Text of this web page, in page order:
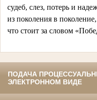
судеб, слез, потерь и
из поколения в
что стоит за словом
ПОДАЧА
ЭЛЕКТРОННОМ ВИДЕ